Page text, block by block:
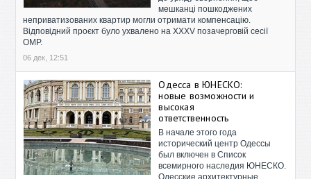
мешканці пошкоджених
неприватизованих квартир могли отримати компенсацію.
Відповідний проєкт було ухвалено на XXXV позачерговій сесії
ОМР.
06 дек, 12:51
Одесса в ЮНЕСКО:
новые возможности и
высокая
ответственность
В начале этого года
исторический центр Одессы
был включен в Список
всемирного наследия ЮНЕСКО.
Одесские архитектурные